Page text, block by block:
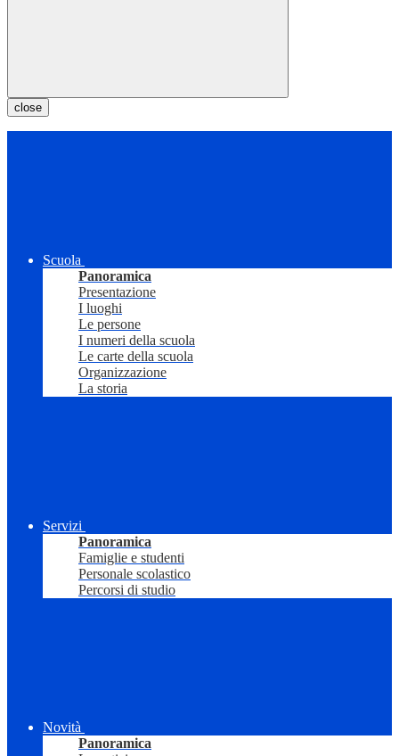
close
Scuola
Panoramica
Presentazione
I luoghi
Le persone
I numeri della scuola
Le carte della scuola
Organizzazione
La storia
Servizi
Panoramica
Famiglie e studenti
Personale scolastico
Percorsi di studio
Novità
Panoramica